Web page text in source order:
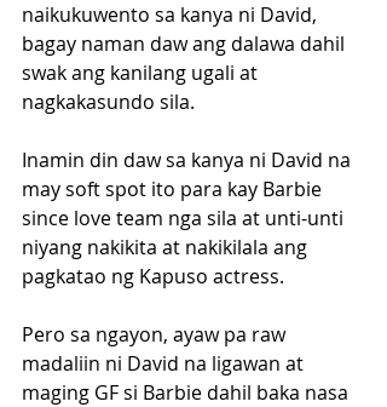
naikukuwento sa kanya ni David,
bagay naman daw ang dalawa dahil
swak ang kanilang ugali at
nagkakasundo sila.
Inamin din daw sa kanya ni David na
may soft spot ito para kay Barbie
since love team nga sila at unti-unti
niyang nakikita at nakikilala ang
pagkatao ng Kapuso actress.
Pero sa ngayon, ayaw pa raw
madaliin ni David na ligawan at
maging GF si Barbie dahil baka nasa